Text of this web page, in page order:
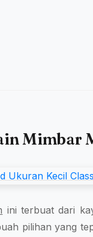
Mimbar
ini terbuat dari
pilihan yang